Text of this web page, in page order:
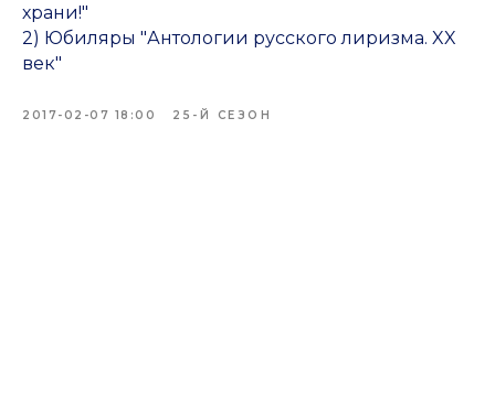
храни!"
2) Юбиляры "Антологии русского лиризма. XX
век"
2017-02-07 18:00 25-Й СЕЗОН